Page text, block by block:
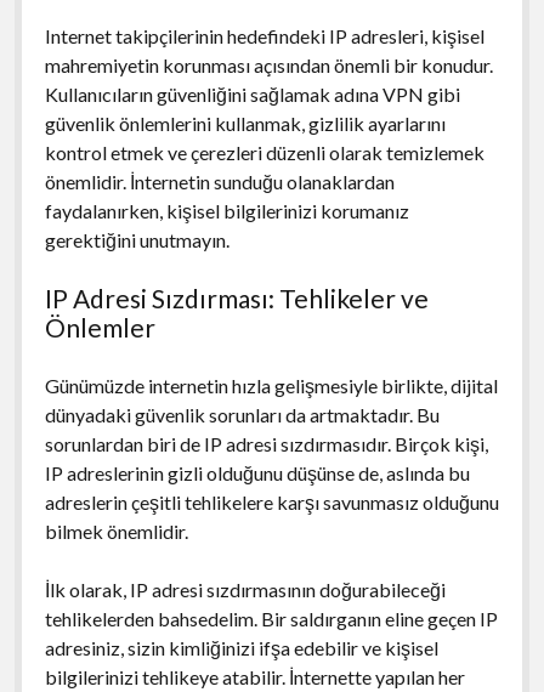
Internet takipçilerinin hedefindeki IP adresleri, kişisel
mahremiyetin korunması açısından önemli bir konudur.
Kullanıcıların güvenliğini sağlamak adına VPN gibi
güvenlik önlemlerini kullanmak, gizlilik ayarlarını
kontrol etmek ve çerezleri düzenli olarak temizlemek
önemlidir. İnternetin sunduğu olanaklardan
faydalanırken, kişisel bilgilerinizi korumanız
gerektiğini unutmayın.
IP Adresi Sızdırması: Tehlikeler ve
Önlemler
Günümüzde internetin hızla gelişmesiyle birlikte, dijital
dünyadaki güvenlik sorunları da artmaktadır. Bu
sorunlardan biri de IP adresi sızdırmasıdır. Birçok kişi,
IP adreslerinin gizli olduğunu düşünse de, aslında bu
adreslerin çeşitli tehlikelere karşı savunmasız olduğunu
bilmek önemlidir.
İlk olarak, IP adresi sızdırmasının doğurabileceği
tehlikelerden bahsedelim. Bir saldırganın eline geçen IP
adresiniz, sizin kimliğinizi ifşa edebilir ve kişisel
bilgilerinizi tehlikeye atabilir. İnternette yapılan her